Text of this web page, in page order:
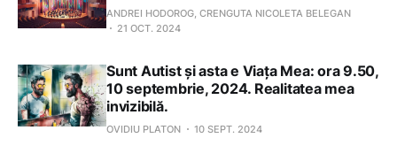
ANDREI HODOROG, CRENGUTA NICOLETA BELEGAN
21 OCT. 2024
Sunt Autist și asta e Viața Mea: ora 9.50,
10 septembrie, 2024. Realitatea mea
invizibilă.
OVIDIU PLATON 10 SEPT. 2024